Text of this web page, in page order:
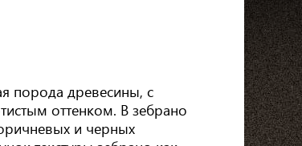
порода древесины, с
оттенком. В зебрано
и черных